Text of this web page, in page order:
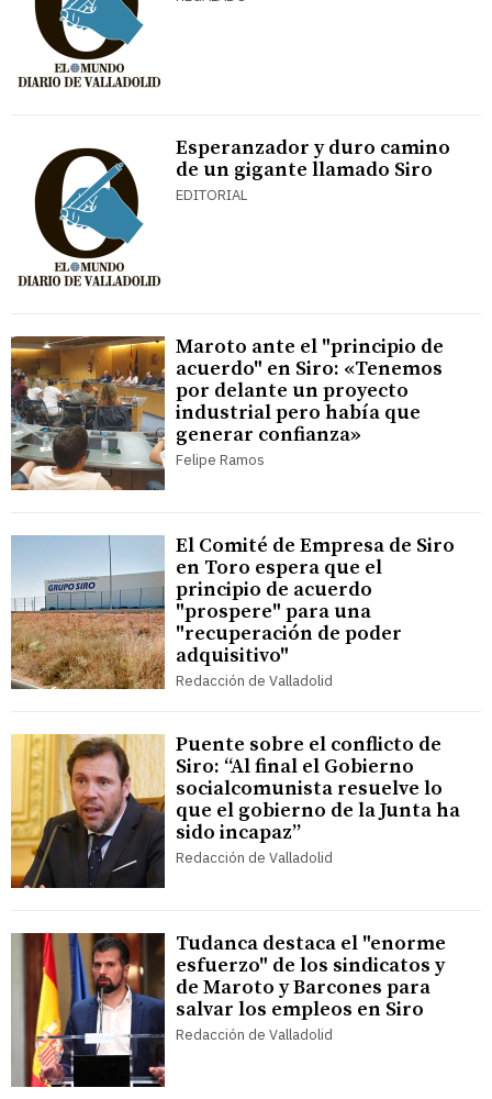
Esperanzador y duro camino
de un gigante llamado Siro
EDITORIAL
Maroto ante el "principio de
acuerdo" en Siro: «Tenemos
por delante un proyecto
industrial pero había que
generar confianza»
Felipe Ramos
El Comité de Empresa de Siro
en Toro espera que el
principio de acuerdo
"prospere" para una
"recuperación de poder
adquisitivo"
Redacción de Valladolid
Puente sobre el conflicto de
Siro: “Al final el Gobierno
socialcomunista resuelve lo
que el gobierno de la Junta ha
sido incapaz”
Redacción de Valladolid
Tudanca destaca el "enorme
esfuerzo" de los sindicatos y
de Maroto y Barcones para
salvar los empleos en Siro
Redacción de Valladolid